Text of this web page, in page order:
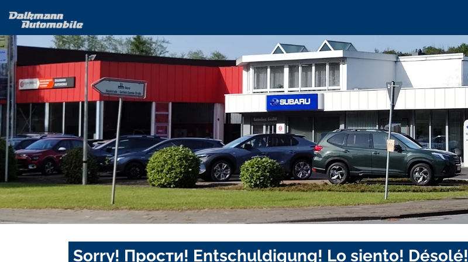
Sorry! Прости! Entschuldigung! Lo siento! Désolé!